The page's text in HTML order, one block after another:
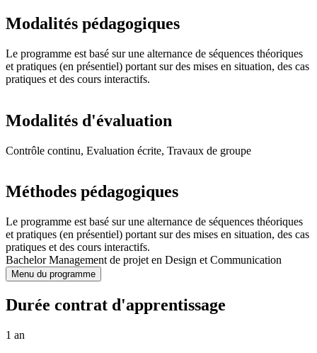
Modalités pédagogiques
Le programme est basé sur une alternance de séquences théoriques
et pratiques (en présentiel) portant sur des mises en situation, des cas
pratiques et des cours interactifs.
Modalités d'évaluation
Contrôle continu, Evaluation écrite, Travaux de groupe
Méthodes pédagogiques
Le programme est basé sur une alternance de séquences théoriques
et pratiques (en présentiel) portant sur des mises en situation, des cas
pratiques et des cours interactifs.
Bachelor Management de projet en Design et Communication
Menu du programme
Durée contrat d'apprentissage
1 an